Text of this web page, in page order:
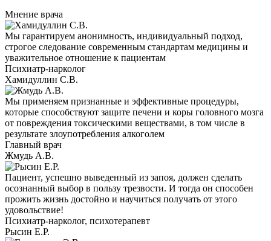
Мнение врача
Мы гарантируем анонимность, индивидуальный подход,
строгое следование современным стандартам медицины и
уважительное отношение к пациентам
Психиатр-нарколог
Хамидуллин С.В.
Мы применяем признанные и эффективные процедуры,
которые способствуют защите печени и коры головного мозга
от повреждения токсическими веществами, в том числе в
результате злоупотребления алкоголем
Главный врач
Жмудь А.В.
Пациент, успешно выведенный из запоя, должен сделать
осознанный выбор в пользу трезвости. И тогда он способен
прожить жизнь достойно и научиться получать от этого
удовольствие!
Психиатр-нарколог, психотерапевт
Рысин Е.Р.